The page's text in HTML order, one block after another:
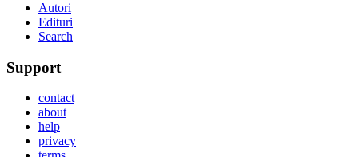
Autori
Edituri
Search
Support
contact
about
help
privacy